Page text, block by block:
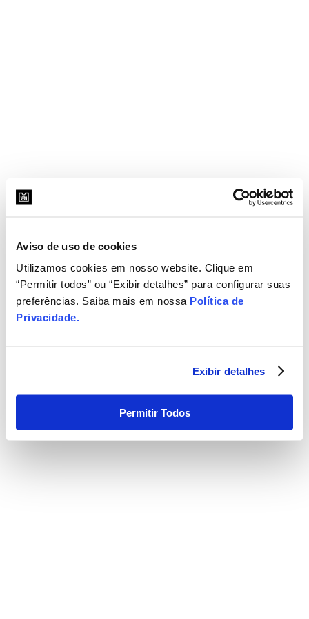
Aviso de uso de cookies
Utilizamos cookies em nosso website. Clique em
“Permitir todos” ou “Exibir detalhes” para configurar suas
preferências. Saiba mais em nossa Política de
Privacidade.
Exibir detalhes
Permitir Todos